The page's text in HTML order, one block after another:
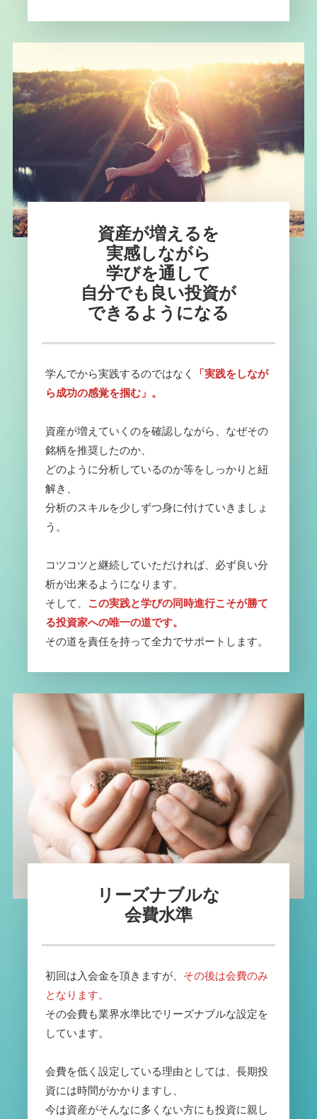
資産が増えるを
実感しながら
学びを通して
自分でも良い投資が
できるようになる
学んでから実践するのではなく
「実践をしなが
ら成功の感覚を掴む」。
資産が増えていくのを確認しながら、なぜその
銘柄を推奨したのか、
どのように分析しているのか等をしっかりと紐
解き、
分析のスキルを少しずつ身に付けていきましょ
う。
コツコツと継続していただければ、必ず良い分
析が出来るようになります。
そして、 この実践と学びの同時進行こそが勝て
る投資家への唯一の道です。
その道を責任を持って全力でサポートします。
リーズナブルな
会費水準
初回は入会金を頂きますが、 その後は会費のみ
となります。
その会費も業界水準比でリーズナブルな設定を
しています。
会費を低く設定している理由としては、長期投
資には時間がかかりますし、
今は資産がそんなに多くない方にも投資に親し